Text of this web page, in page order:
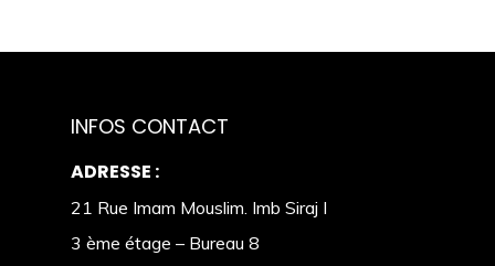
INFOS CONTACT
ADRESSE :
21 Rue Imam Mouslim. Imb Siraj I
3 ème étage – Bureau 8